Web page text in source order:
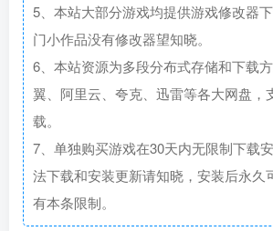
5、本站大部分游戏均提供游戏修改器
门小作品没有修改器望知晓。
6、本站资源为多段分布式存储和下载
翼、阿里云、夸克、迅雷等各大网盘，
载。
7、单独购买游戏在30天内无限制下载
法下载和安装更新请知晓，安装后永久
有本条限制。